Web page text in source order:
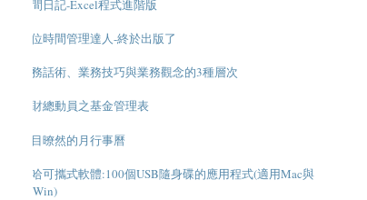
晨間日記-Excel程式進階版
數位時間管理達人-終於出版了
業務話術、業務技巧與業務觀念的3種層次
理財總動員之基金管理表
一目暸然的月行事曆
超哈可攜式軟體:100個USB隨身碟的應用程式(適用Mac與
Win)